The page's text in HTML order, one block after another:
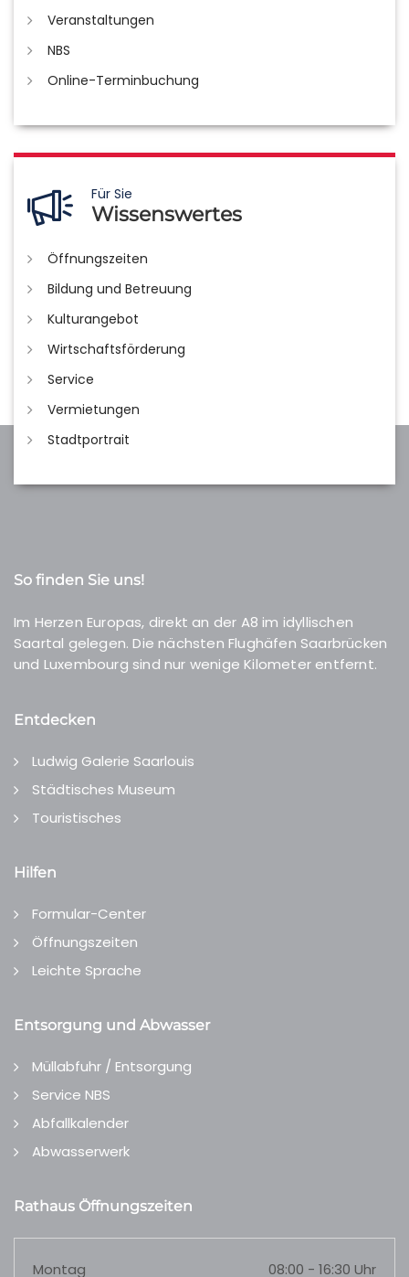
Veranstaltungen
NBS
Online-Terminbuchung
Für Sie
Wissenswertes
Öffnungszeiten
Bildung und Betreuung
Kulturangebot
Wirtschaftsförderung
Service
Vermietungen
Stadtportrait
So finden Sie uns!
Im Herzen Europas, direkt an der A8 im idyllischen
Saartal gelegen. Die nächsten Flughäfen Saarbrücken
und Luxembourg sind nur wenige Kilometer entfernt.
Entdecken
Ludwig Galerie Saarlouis
Städtisches Museum
Touristisches
Hilfen
Formular-Center
Öffnungszeiten
Leichte Sprache
Entsorgung und Abwasser
Müllabfuhr / Entsorgung
Service NBS
Abfallkalender
Abwasserwerk
Rathaus Öffnungszeiten
Montag 08:00 - 16:30 Uhr